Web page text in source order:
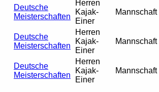
Deutsche
Meisterschaften
Herren
Kajak-
Einer
Mannschaft
Deutsche
Meisterschaften
Herren
Kajak-
Einer
Mannschaft
Deutsche
Meisterschaften
Herren
Kajak-
Einer
Mannschaft